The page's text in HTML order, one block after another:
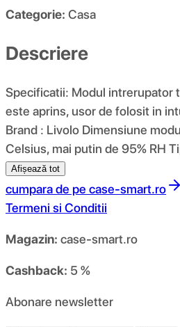
Categorie: Casa
Descriere
Specificatii: Modul intrerupator
este aprins, usor de folosit in
Brand : Livolo Dimensiune
Celsius, mai putin de 95% RH
Afișează tot
cumpara de pe case-smart.ro
Termeni si Conditii
Magazin: case-smart.ro
Cashback: 5 %
Abonare newsletter